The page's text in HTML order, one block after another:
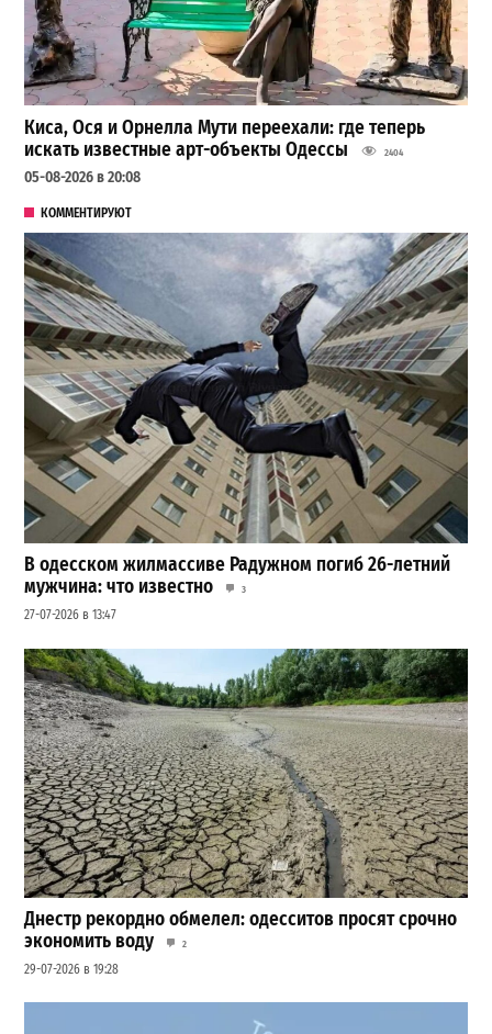
Киса, Ося и Орнелла Мути переехали: где теперь
искать известные арт-объекты Одессы
2404
05-08-2026 в 20:08
КОММЕНТИРУЮТ
В одесском жилмассиве Радужном погиб 26-летний
мужчина: что известно
3
27-07-2026 в 13:47
Днестр рекордно обмелел: одесситов просят срочно
экономить воду
2
29-07-2026 в 19:28